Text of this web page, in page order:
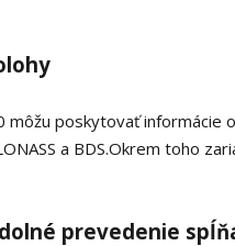
môžu poskytovať informácie
a BDS.Okrem toho
prevedenie